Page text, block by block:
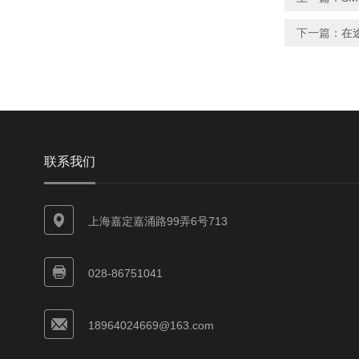
下一篇： 在
联系我们
上海嘉定嘉涌路99弄6号713
028-86751041
18964024669@163.com